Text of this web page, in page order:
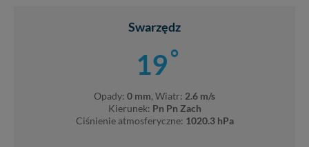
Swarzędz
19°
Opady: 0 mm, Wiatr: 2.6 m/s
Kierunek: Pn Pn Zach
Ciśnienie atmosferyczne: 1020.3 hPa